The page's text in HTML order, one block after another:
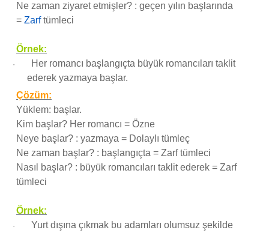
Ne zaman ziyaret etmişler? : geçen yılın başlarında
= Zarftümleci
Örnek:
·
Her romancı başlangıçta büyük romancıları taklit
ederek yazmaya başlar.
Çözüm:
Yüklem: başlar.
Kim başlar? Her romancı = Özne
Neye başlar? : yazmaya = Dolaylı tümleç
Ne zaman başlar? : başlangıçta = Zarf tümleci
Nasıl başlar? : büyük romancıları taklit ederek = Zarf
tümleci
Örnek:
·
Yurt dışına çıkmak bu adamları olumsuz şekilde